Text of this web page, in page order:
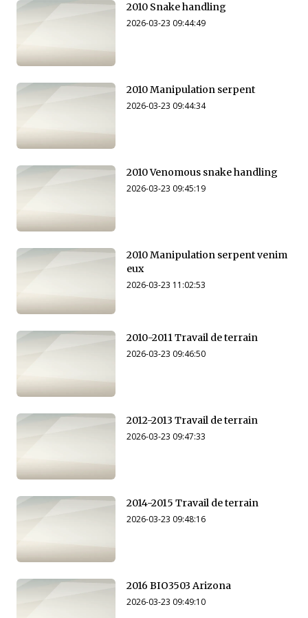
2010 Snake handling
2026-03-23 09:44:49
2010 Manipulation serpent
2026-03-23 09:44:34
2010 Venomous snake handling
2026-03-23 09:45:19
2010 Manipulation serpent venim
eux
2026-03-23 11:02:53
2010-2011 Travail de terrain
2026-03-23 09:46:50
2012-2013 Travail de terrain
2026-03-23 09:47:33
2014-2015 Travail de terrain
2026-03-23 09:48:16
2016 BIO3503 Arizona
2026-03-23 09:49:10